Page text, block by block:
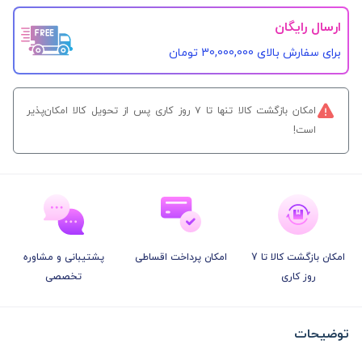
ارسال رایگان
برای سفارش‌ بالای 30,000,000 تومان
امکان بازگشت کالا تنها تا ۷ روز کاری پس از تحویل کالا امکان‌پذیر
است!
امکان بازگشت کالا تا 7
روز کاری
امکان پرداخت اقساطی
پشتیبانی و مشاوره
تخصصی
توضیحات